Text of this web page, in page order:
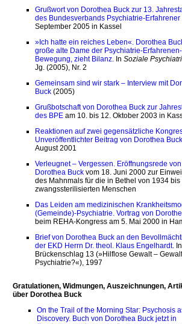
Grußwort von Dorothea Buck zur 13.
des Bundesverbands Psychiatrie-Erfahrener
September 2005 in Kassel
»Ich hatte ein reiches Leben«. Dorothea
große alte Dame der Psychiatrie-Erfahrenen-
Bewegung, zieht Bilanz. In Soziale
Jg. (2005), Nr. 2
Gemeinsam sind wir stark – Interview mit
Buck (2005)
Grußbotschaft von Dorothea Buck zur
des BPE am 10. bis 12. Oktober 2003 in
Reaktionen auf zwei gegensätzliche
Unveröffentlichter Beitrag von Dorothea Buck
August 2001
Verleugnet – Vergessen. Eröffnungsrede von
Dorothea Buck vom 18. Juni 2000 zur
des Mahnmals für die in Bethel von 1934 bis
zwangssterilisierten Menschen
Das Leiden am medizinischen
(Gemeinde)-Psychiatrie. Vortrag von
beim REHA-Kongress am 5. Mai 2000 in
Brief von Dorothea Buck an den
der EKD Herrn Dr. theol. Klaus Engelhardt.
Brückenschlag 13 (»Hilflose Gewalt –
Psychiatrie?«), 1997
Gratulationen, Widmungen, Auszeichnungen,
über Dorothea Buck
On the Trail of the Morning Star: Psychosis
Discovery. Buch von Dorothea Buck jetzt in